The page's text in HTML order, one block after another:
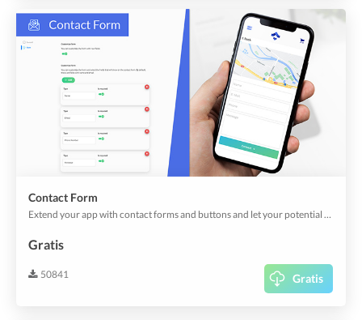
Contact Form
Extend your app with contact forms and buttons and let your potential clients reach out to you.
Gratis
50841 Gratis